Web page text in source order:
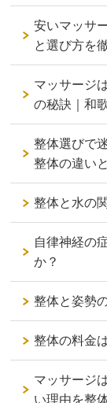
安いマッサ
と選び方を
マッサージ
の秘訣｜和
整体選びで
整体の違い
整体と水の
自律神経の
か？
整体と姿勢
整体の料金
マッサージ
い理由を整